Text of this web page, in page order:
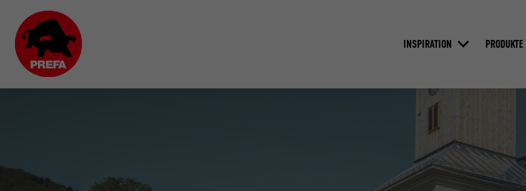
INSPIRATION PRODUKTE